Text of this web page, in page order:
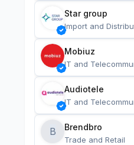
Star group
Import and
Mobiuz
IT and
Audiotele
IT and
B Brendbro
Trade and Retail